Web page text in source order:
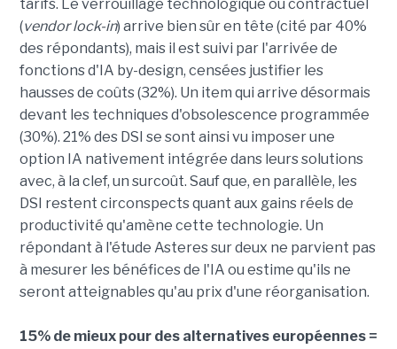
tarifs. Le verrouillage technologique ou contractuel
(vendor lock-in) arrive bien sûr en tête (cité par 40%
des répondants), mais il est suivi par l'arrivée de
fonctions d'IA by-design, censées justifier les
hausses de coûts (32%). Un item qui arrive désormais
devant les techniques d'obsolescence programmée
(30%). 21% des DSI se sont ainsi vu imposer une
option IA nativement intégrée dans leurs solutions
avec, à la clef, un surcoût. Sauf que, en parallèle, les
DSI restent circonspects quant aux gains réels de
productivité qu'amène cette technologie. Un
répondant à l'étude Asteres sur deux ne parvient pas
à mesurer les bénéfices de l'IA ou estime qu'ils ne
seront atteignables qu'au prix d'une réorganisation.
15% de mieux pour des alternatives européennes =